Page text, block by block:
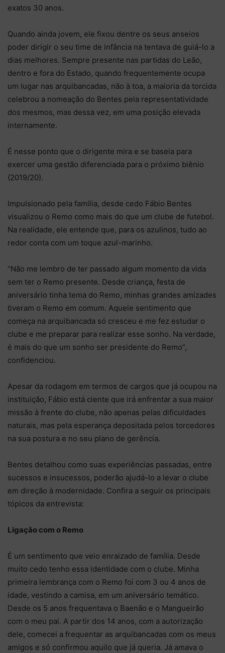
exatos 30 anos.
Quando ainda jovem, ele fixou dentre os seus anseios
poder dirigir o seu time de infância na tentava de guiá-lo a
dias melhores. Sempre presente nas partidas do Leão,
dentro e fora do Estado, quando frequentemente ocupa
um lugar nas arquibancadas, não à toa, a maioria da torcida
celebrou a nomeação do Bentes pela representatividade
dos mesmos, mas dessa vez, em uma posição elevada
internamente.
É nesse ponto que o dirigente mira e se baseia para
exercer uma gestão diferenciada para o próximo biênio
(2019/20).
Impulsionado pela família, desde cedo Fábio Bentes
visualizou o Remo como mais do que um clube de futebol.
Na realidade, ele entende que, para os azulinos, tudo ao
redor conta com um toque azul-marinho.
“Não me lembro de ter passado algum momento da vida
sem ter o Remo presente. Desde criança, festa de
aniversário tinha tema do Remo, minhas grandes amizades
tiveram o Remo em comum. Aquele sentimento que
começa na arquibancada só cresceu e me fez estudar o
clube e me preparar para realizar esse sonho. Na verdade,
é mais do que um sonho ser presidente do Remo”,
confidenciou.
Apesar da rodagem em termos de cargos que já ocupou na
instituição, Fábio está ciente que irá enfrentar a sua maior
missão à frente do clube, não apenas pelas dificuldades
naturais, mas pela esperança depositada pelos torcedores
na sua postura e no seu plano de gerência.
Bentes detalhou como suas experiências passadas, entre
sucessos e insucessos, poderão ajudá-lo a levar o clube
em direção à modernidade. Confira a seguir os principais
tópicos da entrevista:
Ligação com o Remo
É um sentimento que veio enraizado de família. Desde
muito cedo tenho essa identidade com o clube. Minha
primeira lembrança com o Remo foi com 3 ou 4 anos de
idade, vestindo a camisa, em um aniversário temático.
Desde os 5 anos frequentava o Baenão e o Mangueirão
com o meu pai. A partir dos 14 anos, com a autorização
dele, comecei a frequentar as arquibancadas com os meus
amigos e só confirmou aquilo que já queria. Já amava o